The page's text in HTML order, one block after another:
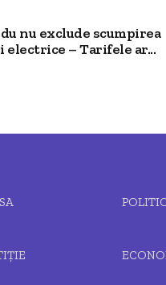
nu exclude scumpirea
electrice – Tarifele ar...
POLITIC